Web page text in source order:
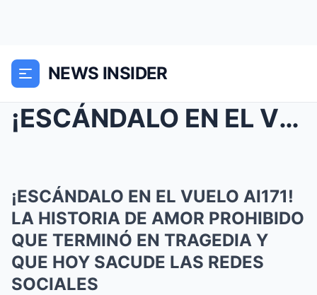
NEWS INSIDER
¡ESCÁNDALO EN EL VUELO AI171! LA HISTORIA DE AMOR ...
¡ESCÁNDALO EN EL VUELO AI171!
LA HISTORIA DE AMOR PROHIBIDO
QUE TERMINÓ EN TRAGEDIA Y
QUE HOY SACUDE LAS REDES
SOCIALES